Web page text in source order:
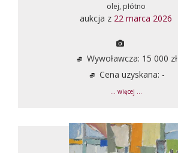
olej, płótno
aukcja z 22 marca 2026
Wywoławcza: 15 000 zł
Cena uzyskana: -
... więcej ...